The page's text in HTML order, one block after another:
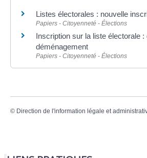
Listes électorales : nouvelle
Papiers - Citoyenneté - Élections
Inscription sur la liste électorale :
déménagement
Papiers - Citoyenneté - Élections
© Direction de l'information légale et